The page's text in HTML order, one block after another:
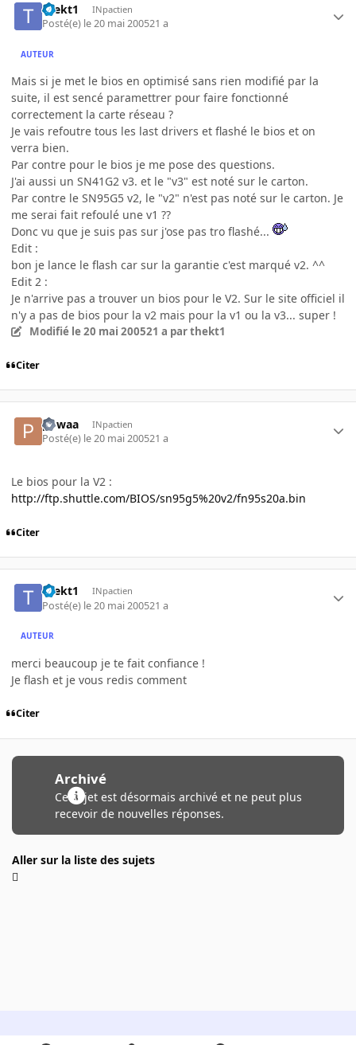
thekt1 INpactien
Posté(e) le 20 mai 200521 a
AUTEUR
Mais si je met le bios en optimisé sans rien modifié par la
suite, il est sencé paramettrer pour faire fonctionné
correctement la carte réseau ?
Je vais refoutre tous les last drivers et flashé le bios et on
verra bien.
Par contre pour le bios je me pose des questions.
J'ai aussi un SN41G2 v3. et le "v3" est noté sur le carton.
Par contre le SN95G5 v2, le "v2" n'est pas noté sur le carton. Je
me serai fait refoulé une v1 ??
Donc vu que je suis pas sur j'ose pas tro flashé...
Edit :
bon je lance le flash car sur la garantie c'est marqué v2. ^^
Edit 2 :
Je n'arrive pas a trouver un bios pour le V2. Sur le site officiel il
n'y a pas de bios pour la v2 mais pour la v1 ou la v3... super !
Modifié le 20 mai 200521 a par thekt1
Citer
powaa INpactien
Posté(e) le 20 mai 200521 a
Le bios pour la V2 :
http://ftp.shuttle.com/BIOS/sn95g5%20v2/fn95s20a.bin
Citer
thekt1 INpactien
Posté(e) le 20 mai 200521 a
AUTEUR
merci beaucoup je te fait confiance !
Je flash et je vous redis comment
Citer
Archivé
Ce sujet est désormais archivé et ne peut plus
recevoir de nouvelles réponses.
Aller sur la liste des sujets